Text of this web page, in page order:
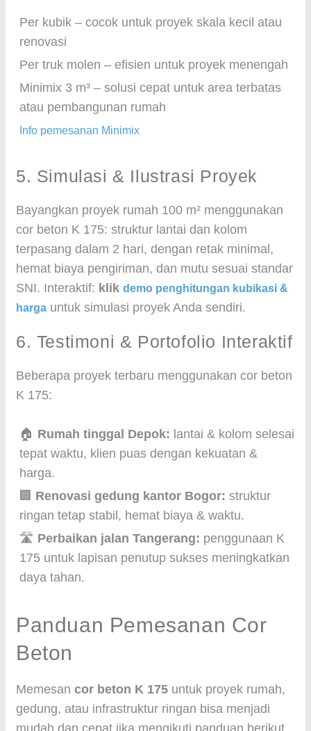
Per kubik – cocok untuk proyek skala kecil atau
renovasi
Per truk molen – efisien untuk proyek menengah
Minimix 3 m³ – solusi cepat untuk area terbatas
atau pembangunan rumah
Info pemesanan Minimix
5. Simulasi & Ilustrasi Proyek
Bayangkan proyek rumah 100 m² menggunakan
cor beton K 175: struktur lantai dan kolom
terpasang dalam 2 hari, dengan retak minimal,
hemat biaya pengiriman, dan mutu sesuai standar
SNI. Interaktif: klik demo penghitungan kubikasi &
harga untuk simulasi proyek Anda sendiri.
6. Testimoni & Portofolio Interaktif
Beberapa proyek terbaru menggunakan cor beton
K 175:
🏠 Rumah tinggal Depok: lantai & kolom selesai
tepat waktu, klien puas dengan kekuatan &
harga.
🏢 Renovasi gedung kantor Bogor: struktur
ringan tetap stabil, hemat biaya & waktu.
🛣️ Perbaikan jalan Tangerang: penggunaan K
175 untuk lapisan penutup sukses meningkatkan
daya tahan.
Panduan Pemesanan Cor
Beton
Memesan cor beton K 175 untuk proyek rumah,
gedung, atau infrastruktur ringan bisa menjadi
mudah dan cepat jika mengikuti panduan berikut.